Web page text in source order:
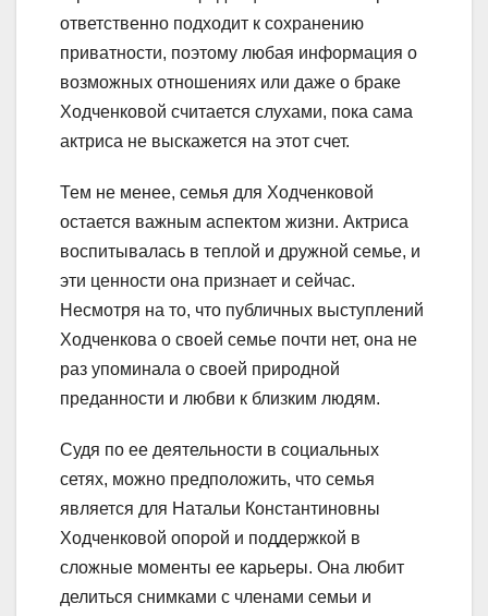
ответственно подходит к сохранению
приватности, поэтому любая информация о
возможных отношениях или даже о браке
Ходченковой считается слухами, пока сама
актриса не выскажется на этот счет.
Тем не менее, семья для Ходченковой
остается важным аспектом жизни. Актриса
воспитывалась в теплой и дружной семье, и
эти ценности она признает и сейчас.
Несмотря на то, что публичных выступлений
Ходченкова о своей семье почти нет, она не
раз упоминала о своей природной
преданности и любви к близким людям.
Судя по ее деятельности в социальных
сетях, можно предположить, что семья
является для Натальи Константиновны
Ходченковой опорой и поддержкой в
сложные моменты ее карьеры. Она любит
делиться снимками с членами семьи и